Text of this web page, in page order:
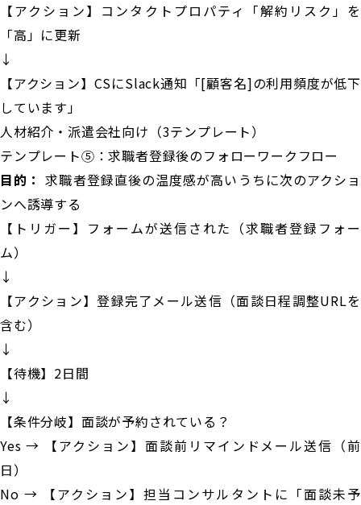
【アクション】コンタクトプロパティ「解約リスク」を
「高」に更新
↓
【アクション】CSにSlack通知「[顧客名]の利用頻度が低下
しています」
人材紹介・派遣会社向け（3テンプレート）
テンプレート⑤：求職者登録後のフォローワークフロー
目的： 求職者登録直後の温度感が高いうちに次のアクショ
ンへ誘導する
【トリガー】フォームが送信された（求職者登録フォー
ム）
↓
【アクション】登録完了メール送信（面談日程調整URLを
含む）
↓
【待機】2日間
↓
【条件分岐】面談が予約されている？
Yes → 【アクション】面談前リマインドメール送信（前
日）
No → 【アクション】担当コンサルタントに「面談未予